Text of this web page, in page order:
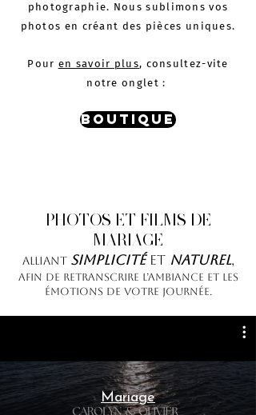
photographie. Nous sublimons vos
photos en créant des pièces uniques.
Pour en savoir plus, consultez-vite
notre onglet :
BOUTIQUE
PHOTOS ET FILMS DE
MARIAGE
alliant simplicitéet naturel,
afin de retranscrire l’ambiance et les
émotions de votre journée.
Mariage